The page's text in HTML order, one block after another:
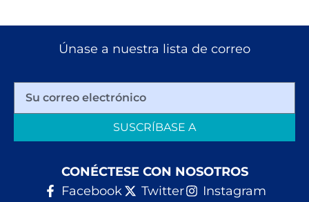
Únase a nuestra lista de correo
SUSCRÍBASE A
CONÉCTESE CON NOSOTROS
Facebook
Twitter
Instagram